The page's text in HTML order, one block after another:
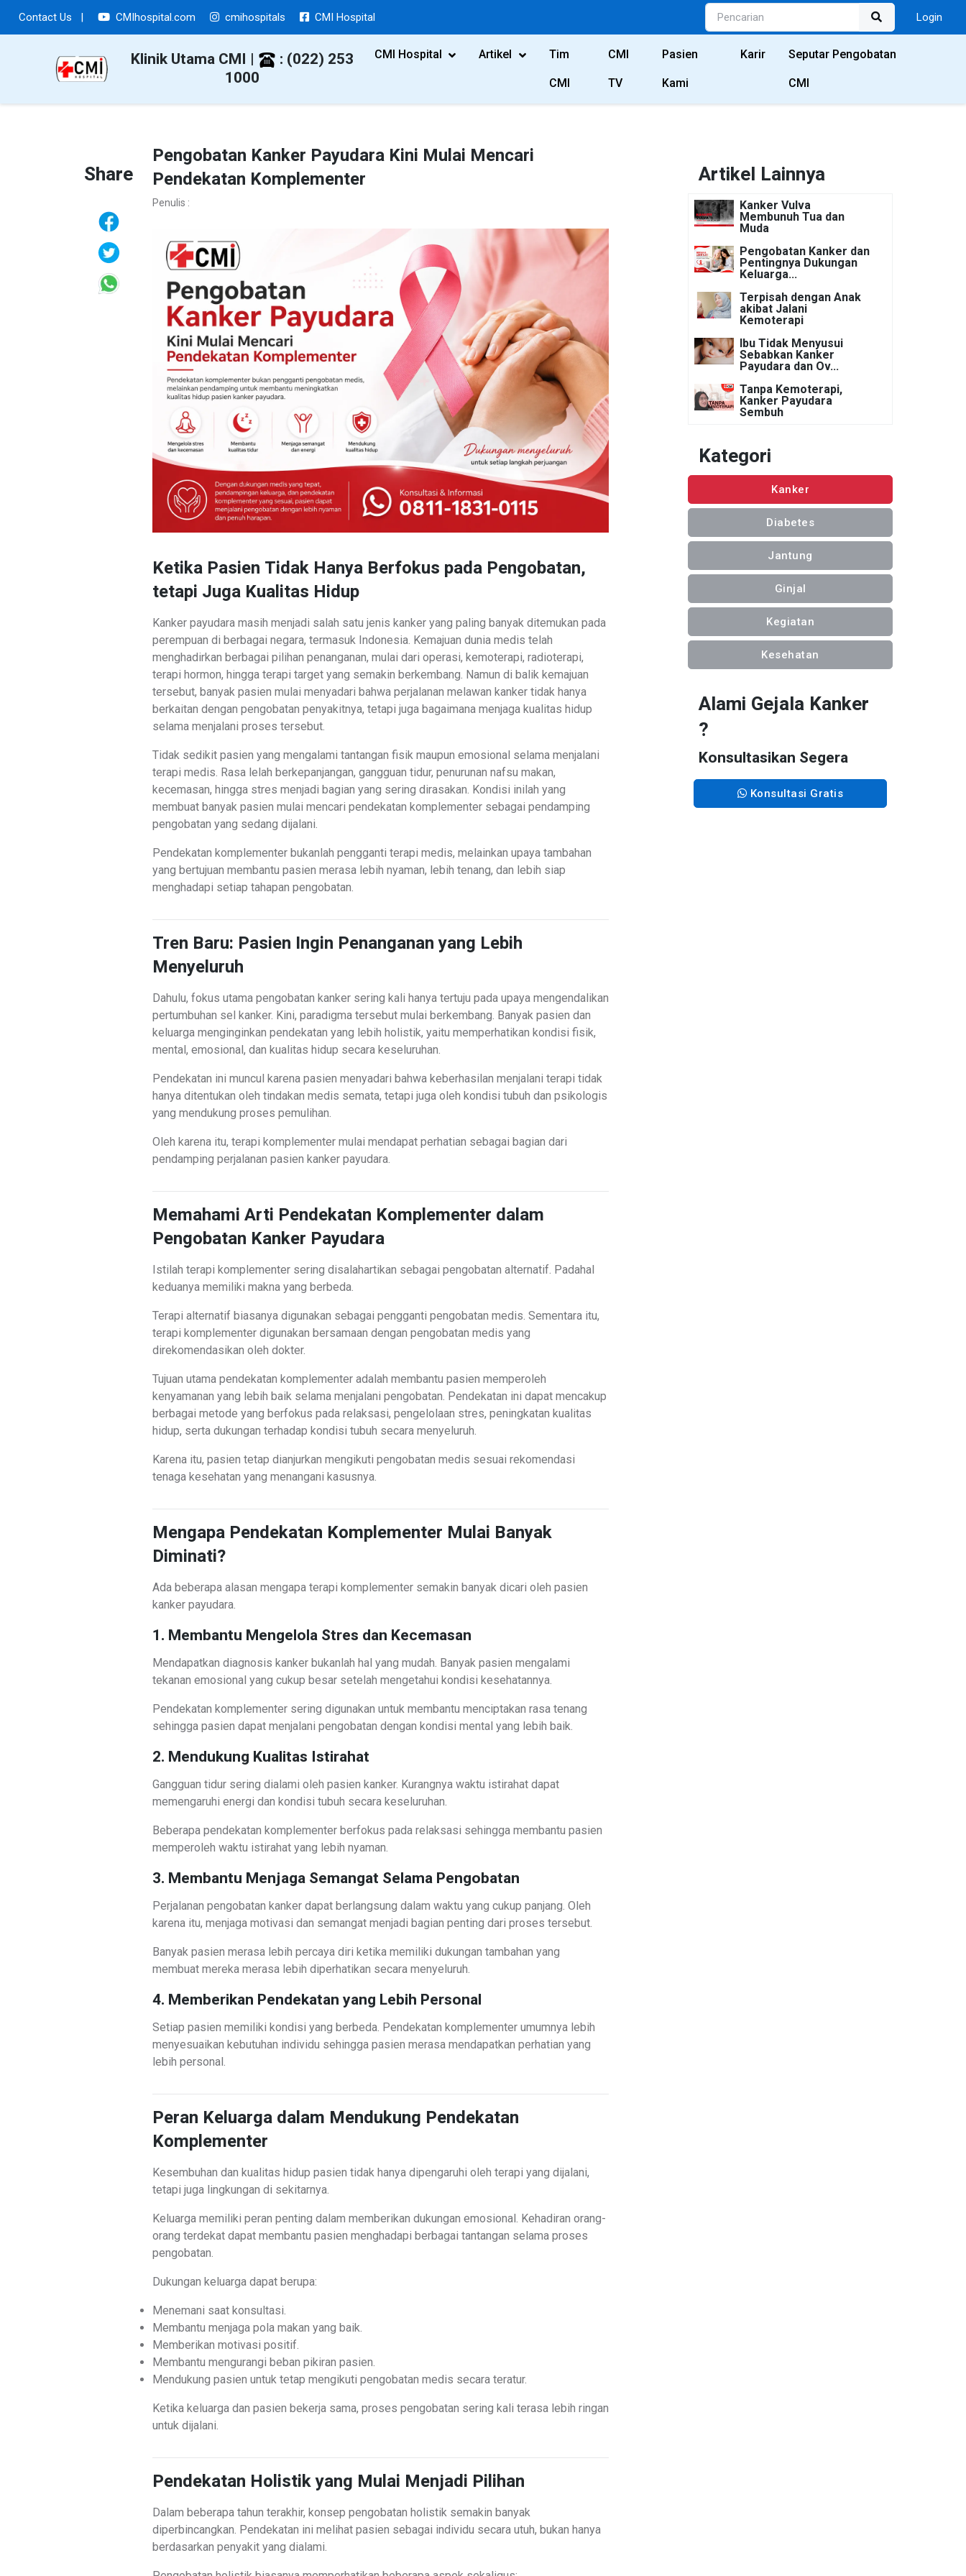
Contact Us | CMIhospital.com cmihospitals CMI Hospital Login
Klinik Utama CMI |
: (022) 253
1000
CMI Hospital Artikel Tim
CMI
CMI
TV
Pasien
Kami
Karir Seputar Pengobatan
CMI
Share
Pengobatan Kanker Payudara Kini Mulai Mencari
Pendekatan Komplementer
Penulis :
Ketika Pasien Tidak Hanya Berfokus pada Pengobatan,
tetapi Juga Kualitas Hidup
Kanker payudara masih menjadi salah satu jenis kanker yang paling banyak ditemukan pada
perempuan di berbagai negara, termasuk Indonesia. Kemajuan dunia medis telah
menghadirkan berbagai pilihan penanganan, mulai dari operasi, kemoterapi, radioterapi,
terapi hormon, hingga terapi target yang semakin berkembang. Namun di balik kemajuan
tersebut, banyak pasien mulai menyadari bahwa perjalanan melawan kanker tidak hanya
berkaitan dengan pengobatan penyakitnya, tetapi juga bagaimana menjaga kualitas hidup
selama menjalani proses tersebut.
Tidak sedikit pasien yang mengalami tantangan fisik maupun emosional selama menjalani
terapi medis. Rasa lelah berkepanjangan, gangguan tidur, penurunan nafsu makan,
kecemasan, hingga stres menjadi bagian yang sering dirasakan. Kondisi inilah yang
membuat banyak pasien mulai mencari pendekatan komplementer sebagai pendamping
pengobatan yang sedang dijalani.
Pendekatan komplementer bukanlah pengganti terapi medis, melainkan upaya tambahan
yang bertujuan membantu pasien merasa lebih nyaman, lebih tenang, dan lebih siap
menghadapi setiap tahapan pengobatan.
Tren Baru: Pasien Ingin Penanganan yang Lebih
Menyeluruh
Dahulu, fokus utama pengobatan kanker sering kali hanya tertuju pada upaya mengendalikan
pertumbuhan sel kanker. Kini, paradigma tersebut mulai berkembang. Banyak pasien dan
keluarga menginginkan pendekatan yang lebih holistik, yaitu memperhatikan kondisi fisik,
mental, emosional, dan kualitas hidup secara keseluruhan.
Pendekatan ini muncul karena pasien menyadari bahwa keberhasilan menjalani terapi tidak
hanya ditentukan oleh tindakan medis semata, tetapi juga oleh kondisi tubuh dan psikologis
yang mendukung proses pemulihan.
Oleh karena itu, terapi komplementer mulai mendapat perhatian sebagai bagian dari
pendamping perjalanan pasien kanker payudara.
Memahami Arti Pendekatan Komplementer dalam
Pengobatan Kanker Payudara
Istilah terapi komplementer sering disalahartikan sebagai pengobatan alternatif. Padahal
keduanya memiliki makna yang berbeda.
Terapi alternatif biasanya digunakan sebagai pengganti pengobatan medis. Sementara itu,
terapi komplementer digunakan bersamaan dengan pengobatan medis yang
direkomendasikan oleh dokter.
Tujuan utama pendekatan komplementer adalah membantu pasien memperoleh
kenyamanan yang lebih baik selama menjalani pengobatan. Pendekatan ini dapat mencakup
berbagai metode yang berfokus pada relaksasi, pengelolaan stres, peningkatan kualitas
hidup, serta dukungan terhadap kondisi tubuh secara menyeluruh.
Karena itu, pasien tetap dianjurkan mengikuti pengobatan medis sesuai rekomendasi
tenaga kesehatan yang menangani kasusnya.
Mengapa Pendekatan Komplementer Mulai Banyak
Diminati?
Ada beberapa alasan mengapa terapi komplementer semakin banyak dicari oleh pasien
kanker payudara.
1. Membantu Mengelola Stres dan Kecemasan
Mendapatkan diagnosis kanker bukanlah hal yang mudah. Banyak pasien mengalami
tekanan emosional yang cukup besar setelah mengetahui kondisi kesehatannya.
Pendekatan komplementer sering digunakan untuk membantu menciptakan rasa tenang
sehingga pasien dapat menjalani pengobatan dengan kondisi mental yang lebih baik.
2. Mendukung Kualitas Istirahat
Gangguan tidur sering dialami oleh pasien kanker. Kurangnya waktu istirahat dapat
memengaruhi energi dan kondisi tubuh secara keseluruhan.
Beberapa pendekatan komplementer berfokus pada relaksasi sehingga membantu pasien
memperoleh waktu istirahat yang lebih nyaman.
3. Membantu Menjaga Semangat Selama Pengobatan
Perjalanan pengobatan kanker dapat berlangsung dalam waktu yang cukup panjang. Oleh
karena itu, menjaga motivasi dan semangat menjadi bagian penting dari proses tersebut.
Banyak pasien merasa lebih percaya diri ketika memiliki dukungan tambahan yang
membuat mereka merasa lebih diperhatikan secara menyeluruh.
4. Memberikan Pendekatan yang Lebih Personal
Setiap pasien memiliki kondisi yang berbeda. Pendekatan komplementer umumnya lebih
menyesuaikan kebutuhan individu sehingga pasien merasa mendapatkan perhatian yang
lebih personal.
Peran Keluarga dalam Mendukung Pendekatan
Komplementer
Kesembuhan dan kualitas hidup pasien tidak hanya dipengaruhi oleh terapi yang dijalani,
tetapi juga lingkungan di sekitarnya.
Keluarga memiliki peran penting dalam memberikan dukungan emosional. Kehadiran orang-
orang terdekat dapat membantu pasien menghadapi berbagai tantangan selama proses
pengobatan.
Dukungan keluarga dapat berupa:
Menemani saat konsultasi.
Membantu menjaga pola makan yang baik.
Memberikan motivasi positif.
Membantu mengurangi beban pikiran pasien.
Mendukung pasien untuk tetap mengikuti pengobatan medis secara teratur.
Ketika keluarga dan pasien bekerja sama, proses pengobatan sering kali terasa lebih ringan
untuk dijalani.
Pendekatan Holistik yang Mulai Menjadi Pilihan
Dalam beberapa tahun terakhir, konsep pengobatan holistik semakin banyak
diperbincangkan. Pendekatan ini melihat pasien sebagai individu secara utuh, bukan hanya
berdasarkan penyakit yang dialami.
Artikel Lainnya
Kanker Vulva
Membunuh Tua dan
Muda
Pengobatan Kanker dan
Pentingnya Dukungan
Keluarga...
Terpisah dengan Anak
akibat Jalani
Kemoterapi
Ibu Tidak Menyusui
Sebabkan Kanker
Payudara dan Ov...
Tanpa Kemoterapi,
Kanker Payudara
Sembuh
Kategori
Kanker
Diabetes
Jantung
Ginjal
Kegiatan
Kesehatan
Alami Gejala Kanker
?
Konsultasikan Segera
Konsultasi Gratis